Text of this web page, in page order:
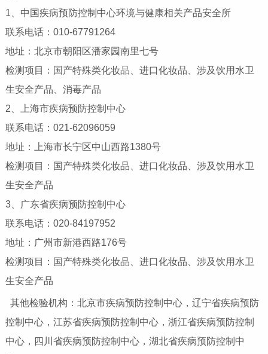
1、中国疾病预防控制中心环境与健康相关产品安全所
联系电话：010-67791264
地址：北京市朝阳区潘家园南里七号
检测项目：国产特殊类化妆品、进口化妆品、涉及饮用水卫
生安全产品、消毒产品
2、上海市疾病预防控制中心
联系电话：021-62096059
地址：上海市长宁区中山西路1380号
检测项目：国产特殊类化妆品、进口化妆品、涉及饮用水卫
生安全产品
3、广东省疾病预防控制中心
联系电话：020-84197952
地址：广州市新港西路176号
检测项目：国产特殊类化妆品、进口化妆品、涉及饮用水卫
生安全产品
其他检验机构：北京市疾病预防控制中心，辽宁省疾病预防
控制中心，江苏省疾病预防控制中心，浙江省疾病预防控制
中心，四川省疾病预防控制中心，湖北省疾病预防控制中